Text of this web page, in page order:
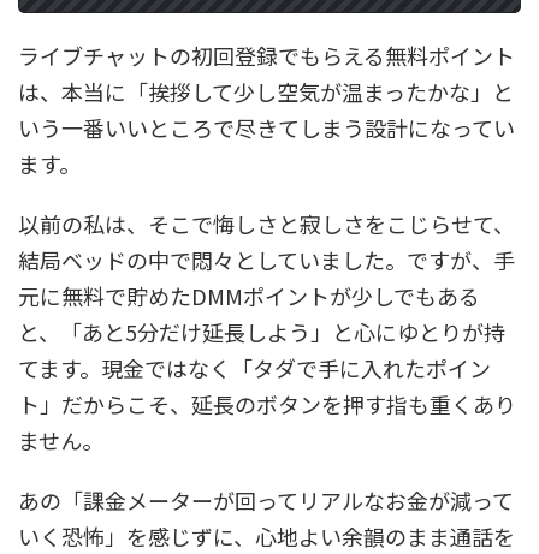
ライブチャットの初回登録でもらえる無料ポイント
は、本当に「挨拶して少し空気が温まったかな」と
いう一番いいところで尽きてしまう設計になってい
ます。
以前の私は、そこで悔しさと寂しさをこじらせて、
結局ベッドの中で悶々としていました。ですが、手
元に無料で貯めたDMMポイントが少しでもある
と、「あと5分だけ延長しよう」と心にゆとりが持
てます。現金ではなく「タダで手に入れたポイン
ト」だからこそ、延長のボタンを押す指も重くあり
ません。
あの「課金メーターが回ってリアルなお金が減って
いく恐怖」を感じずに、心地よい余韻のまま通話を